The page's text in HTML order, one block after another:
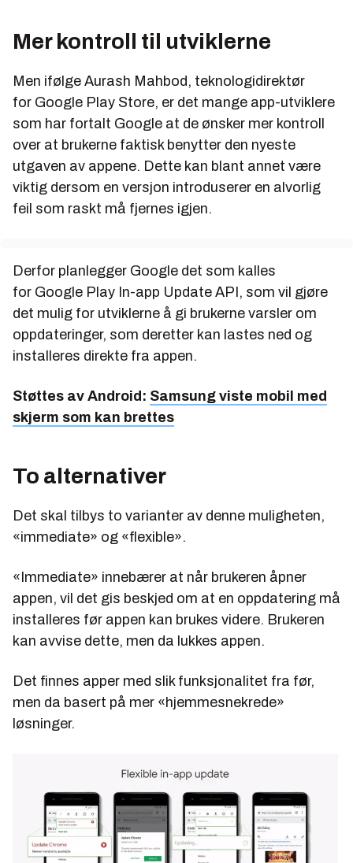
Mer kontroll til utviklerne
Men ifølge Aurash Mahbod, teknologidirektør
for Google Play Store, er det mange app-utviklere
som har fortalt Google at de ønsker mer kontroll
over at brukerne faktisk benytter den nyeste
utgaven av appene. Dette kan blant annet være
viktig dersom en versjon introduserer en alvorlig
feil som raskt må fjernes igjen.
Derfor planlegger Google det som kalles
for Google Play In-app Update API, som vil gjøre
det mulig for utviklerne å gi brukerne varsler om
oppdateringer, som deretter kan lastes ned og
installeres direkte fra appen.
Støttes av Android: Samsung viste mobil med
skjerm som kan brettes
To alternativer
Det skal tilbys to varianter av denne muligheten,
«immediate» og «flexible».
«Immediate» innebærer at når brukeren åpner
appen, vil det gis beskjed om at en oppdatering må
installeres før appen kan brukes videre. Brukeren
kan avvise dette, men da lukkes appen.
Det finnes apper med slik funksjonalitet fra før,
men da basert på mer «hjemmesnekrede»
løsninger.